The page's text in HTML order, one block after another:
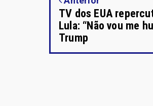
TV dos EUA
Lula: “Não vou me
Trump